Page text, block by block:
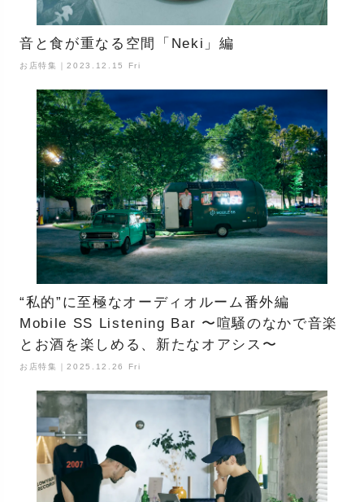
音と食が重なる空間「Neki」編
お店特集｜2023.12.15 Fri
“私的”に至極なオーディオルーム番外編
Mobile SS Listening Bar 〜喧騒のなかで音楽
とお酒を楽しめる、新たなオアシス〜
お店特集｜2025.12.26 Fri